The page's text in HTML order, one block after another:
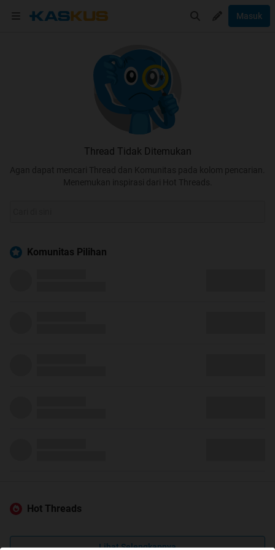
Masuk
Thread Tidak Ditemukan
Agan dapat mencari Thread dan Komunitas pada kolom pencarian.
Menemukan inspirasi dari Hot Threads.
Komunitas Pilihan
Hot Threads
Lihat Selengkapnya